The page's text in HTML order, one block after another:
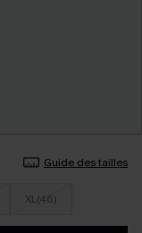
Guide des tailles
XL(46)